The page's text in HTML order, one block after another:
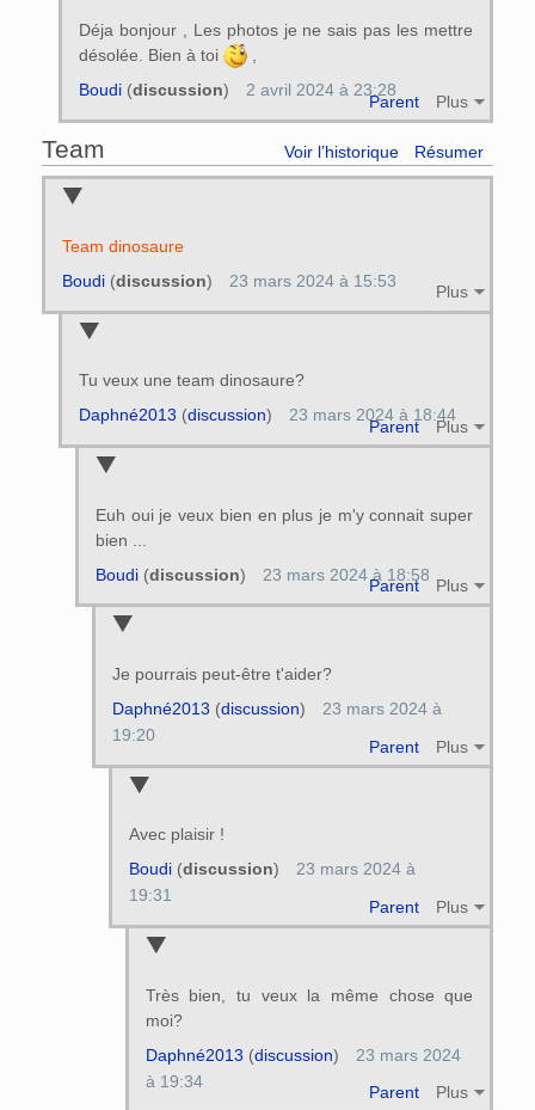
Déja bonjour , Les photos je ne sais pas les mettre
désolée. Bien à toi
,
Parent Plus
Boudi(discussion) 2 avril 2024 à 23:28
Team Voir l’historique Résumer
Team dinosaure
Plus
Boudi(discussion) 23 mars 2024 à 15:53
Tu veux une team dinosaure?
Parent Plus
Daphné2013 (discussion) 23 mars 2024 à 18:44
Euh oui je veux bien en plus je m'y connait super
bien ...
Parent Plus
Boudi(discussion) 23 mars 2024 à 18:58
Je pourrais peut-être t'aider?
Parent Plus
Daphné2013 (discussion)
23 mars 2024 à
19:20
Avec plaisir !
Parent Plus
Boudi(discussion)
23 mars 2024 à
19:31
Très bien, tu veux la même chose que
moi?
Parent Plus
Daphné2013 (discussion)
23 mars 2024
à 19:34